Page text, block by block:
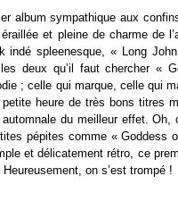
album sympathique aux
et pleine de charme de
spleenesque, « Long
deux qu’il faut chercher «
; celle qui marque, celle qui
heure de très bons titres
du meilleur effet. Oh,
pépites comme « Goddess
et délicatement rétro, ce
on s’est trompé !